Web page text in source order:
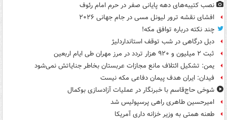
نصب کتیبه‌های دهه پایانی صفر در حرم امام رئوف
افشای نقشه ترور لیونل مسی در جام جهانی ۲۰۲۶
چند نکته درباره توافق مکه!
دبل درگاهی در شب توقف استانداردلیژ
ثبت ۲ میلیون و ۹۲۰ هزار تردد در مرز مهران طی ایام اربعین
یمن: تشکیل ائتلاف مانع مجازات عربستان بخاطر جنایاتش نمی‌شود
فیدان: ایران هدف پیمان دفاعی مکه نیست
شوخی حاج‌قاسم با خبرنگار در عملیات آزادسازی بوکمال
امیرحسین طاهری راهی پرسپولیس شد
طعنه همتی به وزیر خزانه داری آمریکا